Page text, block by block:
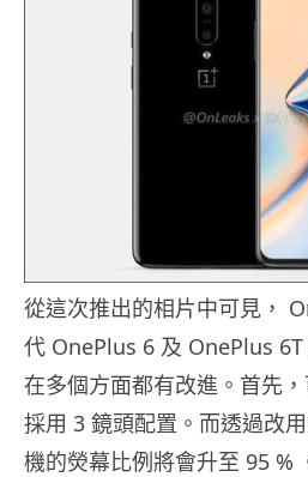
從這次推出的相片中可見，
代 OnePlus 6 及 OnePlus
在多個方面都有改進。首先
採用 3 鏡頭配置。而透過改
機的熒幕比例將會升至 95 %